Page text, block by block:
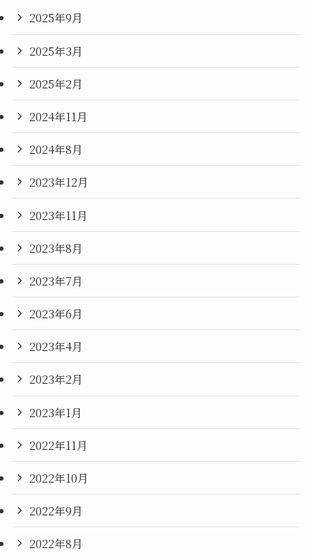
2025年9月
2025年3月
2025年2月
2024年11月
2024年8月
2023年12月
2023年11月
2023年8月
2023年7月
2023年6月
2023年4月
2023年2月
2023年1月
2022年11月
2022年10月
2022年9月
2022年8月